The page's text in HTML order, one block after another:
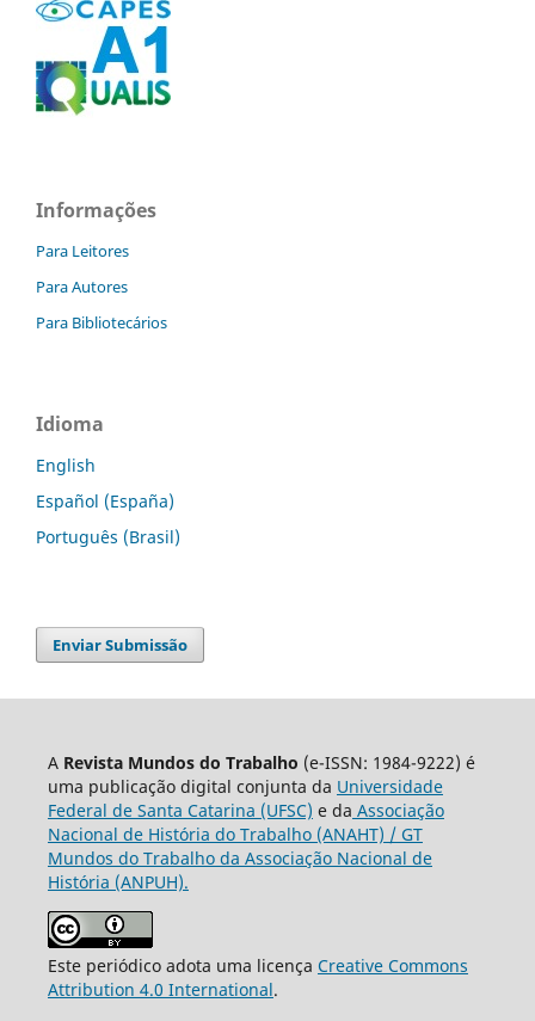
Informações
Para Leitores
Para Autores
Para Bibliotecários
Idioma
English
Español (España)
Português (Brasil)
Enviar Submissão
A Revista Mundos do Trabalho (e-ISSN: 1984-9222) é
uma publicação digital conjunta da Universidade
Federal de Santa Catarina (UFSC) e da Associação
Nacional de História do Trabalho (ANAHT) / GT
Mundos do Trabalho da Associação Nacional de
História (ANPUH).
Este periódico adota uma licença Creative Commons
Attribution 4.0 International.